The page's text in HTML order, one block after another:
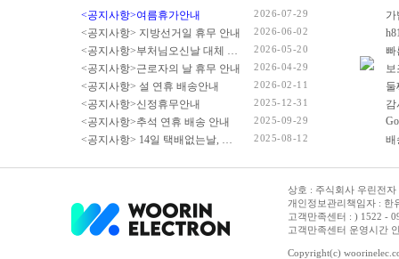
<공지사항>여름휴가안내 2026-07-29
<공지사항> 지방선거일 휴무 안내 2026-06-02
<공지사항>부처님오신날 대체 휴무 안내 2026-05-20
<공지사항>근로자의 날 휴무 안내 2026-04-29
<공지사항> 설 연휴 배송안내 2026-02-11
<공지사항>신정휴무안내 2025-12-31
<공지사항>추석 연휴 배송 안내 2025-09-29
<공지사항> 14일 택배없는날, 광복절 휴무 배송 안내 2025-08-12
빠
감
상호 : 주식회사 우린전
개인정보관리책임자 : 한
고객만족센터 : ) 1522 -
고객만족센터 운영시간
Copyright(c)